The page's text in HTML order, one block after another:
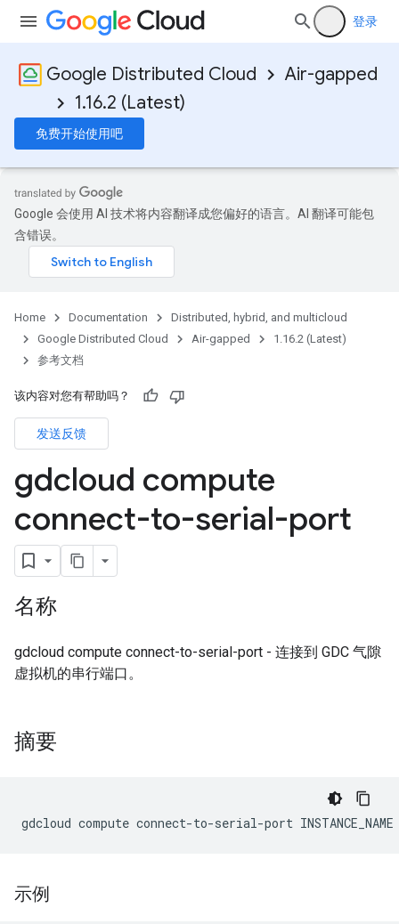
登录
Google Distributed Cloud
Air-gapped
1.16.2 (Latest)
免费开始使用吧
Google 会使用 AI 技术将内容翻译成您偏好的语言。AI 翻译可能包
含错误。
Home Documentation
Distributed, hybrid, and multicloud
Google Distributed Cloud
Air-gapped
1.16.2 (Latest)
参考文档
该内容对您有帮助吗？
发送反馈
gdcloud compute
connect-to-serial-port
名称
gdcloud compute connect-to-serial-port - 连接到 GDC 气隙
虚拟机的串行端口。
摘要
示例